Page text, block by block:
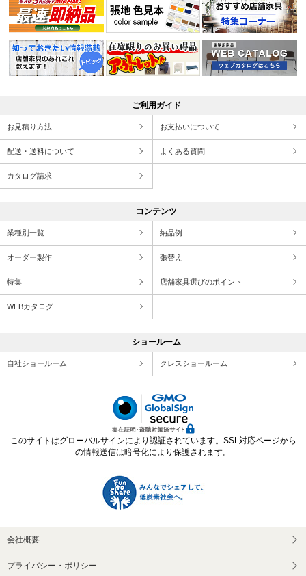
ご利用ガイド
お見積り方法 お支払いについて
配送・送料について よくある質問
カタログ請求
コンテンツ
業種別一覧 納品例
オーダー製作 張替え
特集 店舗家具選びのポイント
WEBカタログ
ショールーム
自社ショールーム クレスショールーム
このサイトはグローバルサインにより認証されています。SSL対応ページから
の情報送信は暗号化により保護されます。
会社概要
プライバシー・ポリシー